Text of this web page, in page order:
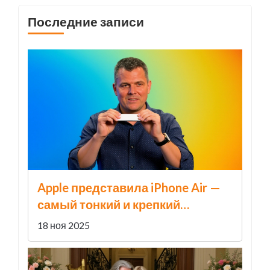
Последние записи
Apple представила iPhone Air —
самый тонкий и крепкий
смартфон в истории
18 ноя 2025